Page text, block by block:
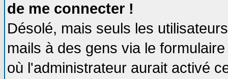
de me connecter !
Désolé, mais seuls les
mails à des gens via le
où l'administrateur aurait activé